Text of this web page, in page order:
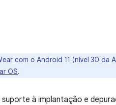
com o Android 11 (nível 30 da
OS.
à implantação e